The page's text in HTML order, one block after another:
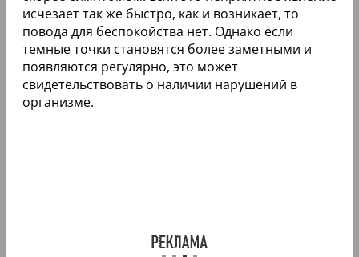
исчезает так же быстро, как и возникает, то
повода для беспокойства нет. Однако если
темные точки становятся более заметными и
появляются регулярно, это может
свидетельствовать о наличии нарушений в
организме.